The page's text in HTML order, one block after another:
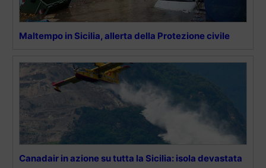
Maltempo in Sicilia, allerta della Protezione civile
Canadair in azione su tutta la Sicilia: isola devastata